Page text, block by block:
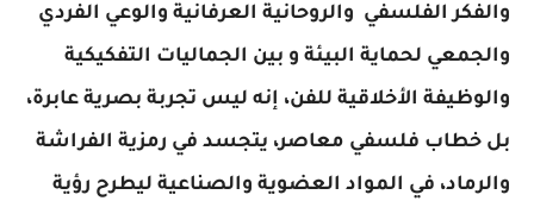
والفكر الفلسفي والروحانية العرفانية والوعي الفردي
والجمعي لحماية البيئة و بين الجماليات التفكيكية
والوظيفة الأخلاقية للفن، إنه ليس تجربة بصرية عابرة،
بل خطاب فلسفي معاصر، يتجسد في رمزية الفراشة
والرماد، في المواد العضوية والصناعية ليطرح رؤية